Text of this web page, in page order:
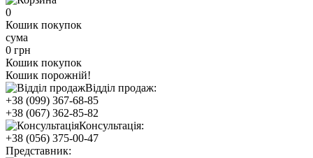
0
Кошик покупок
сума
0 грн
Кошик покупок
Кошик порожній!
Відділ продаж:
+38 (099) 367-68-85
+38 (067) 362-85-82
Консультація:
+38 (056) 375-00-47
Представник: